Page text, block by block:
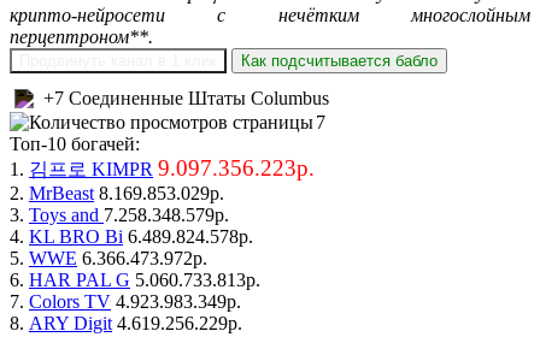
крипто-нейросети с нечётким многослойным
перцептроном**.
Как подсчитывается бабло
+7 Соединенные Штаты Columbus
7
Топ-10 богачей:
1. 김프로 KIMPR 9.097.356.223р.
2. MrBeast 8.169.853.029р.
3. Toys and 7.258.348.579р.
4. KL BRO Bi 6.489.824.578р.
5. WWE 6.366.473.972р.
6. HAR PAL G 5.060.733.813р.
7. Colors TV 4.923.983.349р.
8. ARY Digit 4.619.256.229р.